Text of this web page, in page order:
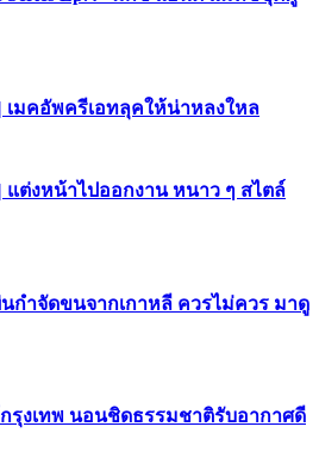
| เมคอัพครีเอทลุคให้น่าหลงใหล
| แต่งหน้าไปออกงาน หนาว ๆ สไตล์
นกำจัดขนจากเกาหลี ควรไม่ควร มาดู
รุงเทพ นอนชิดธรรมชาติรับอากาศดี